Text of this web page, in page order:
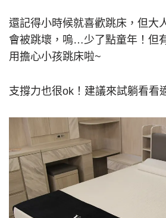
還記得小時候就喜歡跳床，但大
會被跳壞，嗚…少了點童年！但
用擔心小孩跳床啦~
支撐力也很ok！建議來試躺看看